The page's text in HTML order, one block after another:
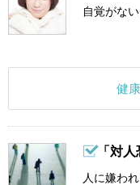
自覚がな
健
「対人
人に嫌わ